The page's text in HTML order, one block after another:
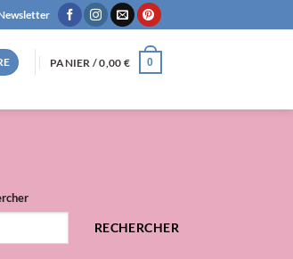
PANIER /0,00 € 0
RECHERCHER